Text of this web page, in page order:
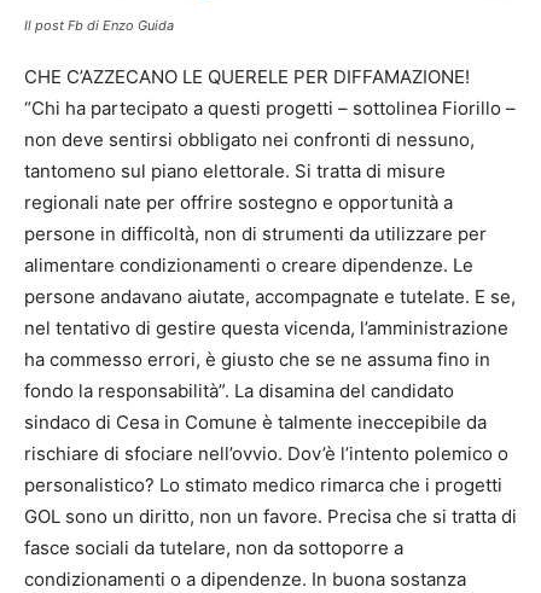
Il post Fb di Enzo Guida
CHE C’AZZECANO LE QUERELE PER DIFFAMAZIONE!
“Chi ha partecipato a questi progetti – sottolinea Fiorillo –
non deve sentirsi obbligato nei confronti di nessuno,
tantomeno sul piano elettorale. Si tratta di misure
regionali nate per offrire sostegno e opportunità a
persone in difficoltà, non di strumenti da utilizzare per
alimentare condizionamenti o creare dipendenze. Le
persone andavano aiutate, accompagnate e tutelate. E se,
nel tentativo di gestire questa vicenda, l’amministrazione
ha commesso errori, è giusto che se ne assuma fino in
fondo la responsabilità”. La disamina del candidato
sindaco di Cesa in Comune è talmente ineccepibile da
rischiare di sfociare nell’ovvio. Dov’è l’intento polemico o
personalistico? Lo stimato medico rimarca che i progetti
GOL sono un diritto, non un favore. Precisa che si tratta di
fasce sociali da tutelare, non da sottoporre a
condizionamenti o a dipendenze. In buona sostanza